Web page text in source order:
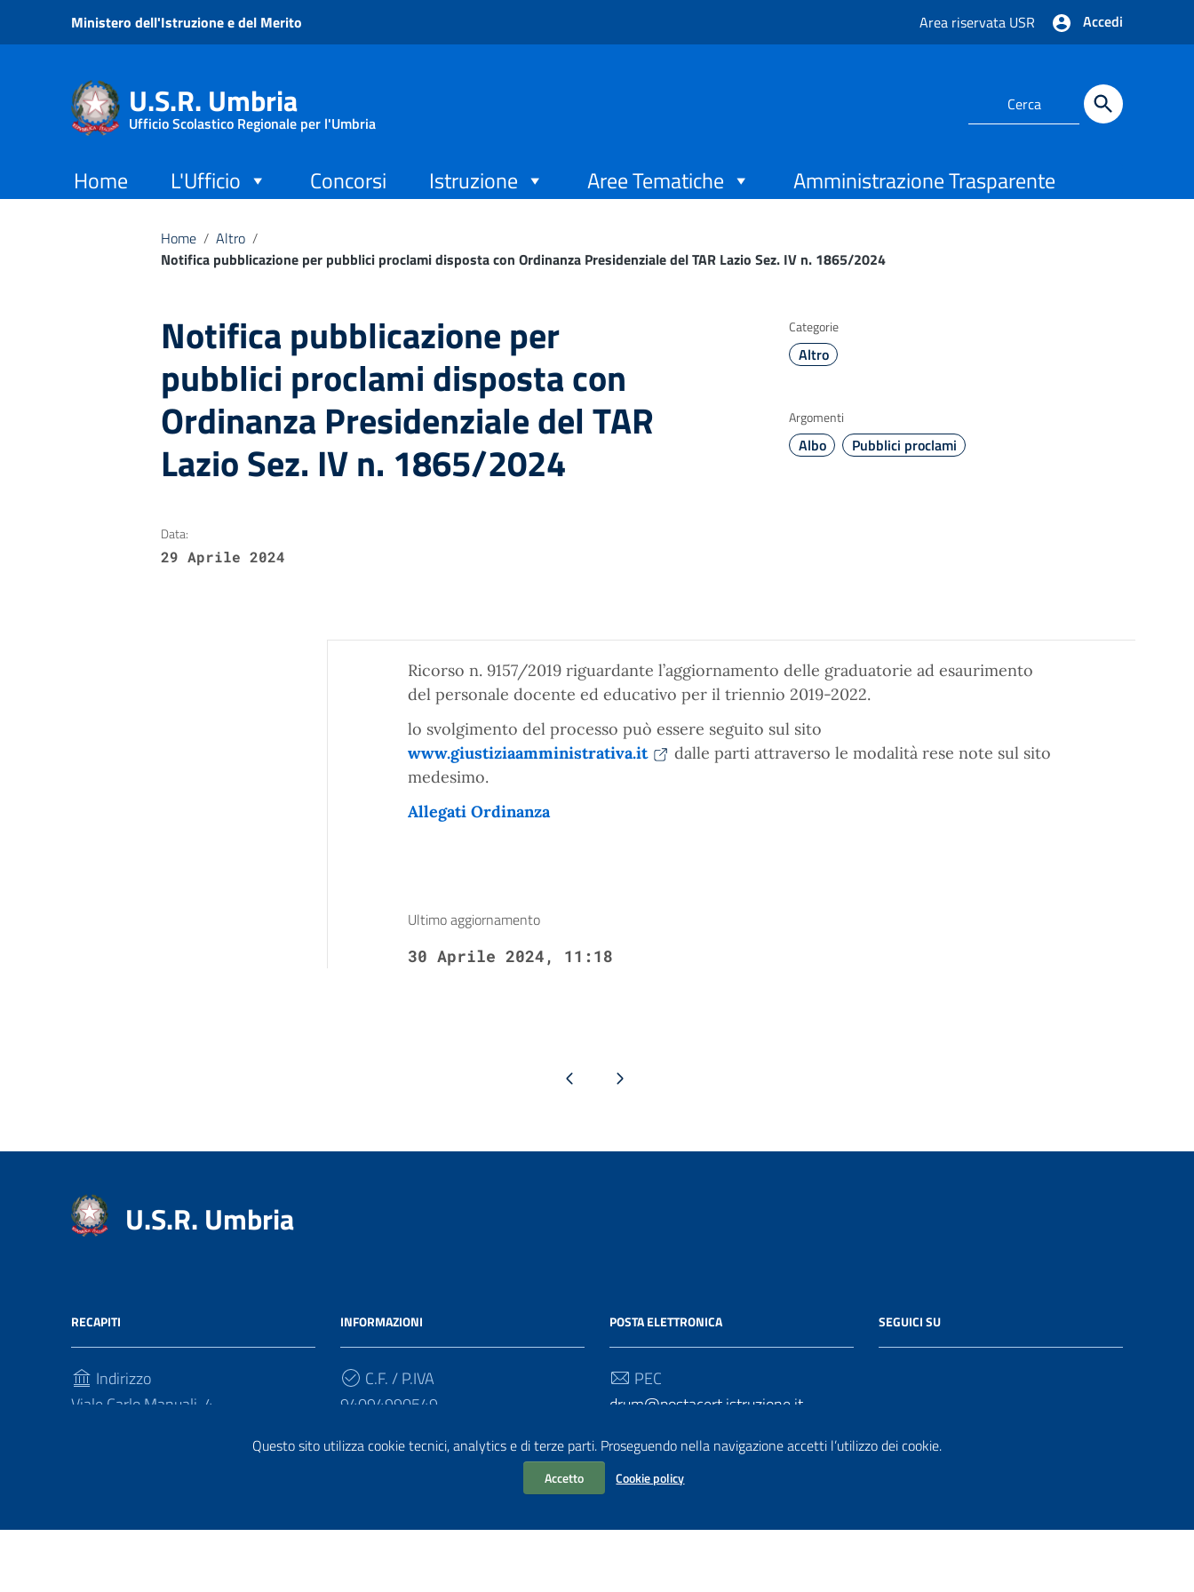
Questo sito utilizza cookie tecnici, analytics e di terze parti. Proseguendo nella navigazione accetti l’utilizzo dei cookie.
Accetto Cookie policy
Vai ai contenuti
Vai al menu di navigazione
Ministero dell'Istruzione e del Merito Area riservata USR Accedi
U.S.R. Umbria
Ufficio Scolastico Regionale per l'Umbria
Home L'Ufficio Concorsi Istruzione Aree Tematiche Amministrazione Trasparente
Home / Altro /
Notifica pubblicazione per pubblici proclami disposta con Ordinanza Presidenziale del TAR Lazio Sez. IV n. 1865/2024
Notifica pubblicazione per
pubblici proclami disposta con
Ordinanza Presidenziale del TAR
Lazio Sez. IV n. 1865/2024
Categorie
Altro
Argomenti
Albo Pubblici proclami
Data:
29 Aprile 2024
Ricorso n. 9157/2019 riguardante l’aggiornamento delle graduatorie ad esaurimento
del personale docente ed educativo per il triennio 2019-2022.
lo svolgimento del processo può essere seguito sul sito
www.giustiziaamministrativa.it
dalle parti attraverso le modalità rese note sul sito
medesimo.
Allegati Ordinanza
Ultimo aggiornamento
30 Aprile 2024, 11:18
Pagina precedentePagina successiva
U.S.R. Umbria
RECAPITI
Indirizzo
Viale Carlo Manuali, 4
INFORMAZIONI
C.F. / P.IVA
94094990549
Cod. Univoco
POSTA ELETTRONICA
PEC
drum@postacert.istruzione.it
Email
direzione-umbria@istruzione.it
SEGUICI SU